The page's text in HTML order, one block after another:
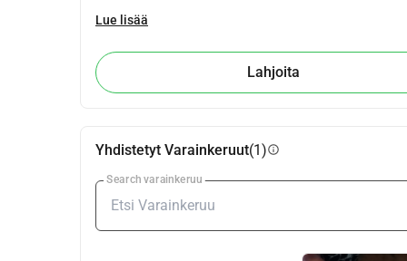
henkilökohtaista huomiota!
Lisätietoja säätiöstä löydät osoitteesta
Lue lisää
Lahjoita
Yhdistetyt Varainkeruut(1)info
Search varainkeruu